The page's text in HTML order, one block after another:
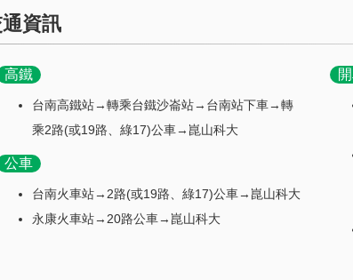
資訊
高鐵
台南高鐵站→轉乘台鐵沙崙站→台南站下車→轉
乘2路(或19路、綠17)公車→崑山科大
公車
台南火車站→2路(或19路、綠17)公車→崑山科大
永康火車站→20路公車→崑山科大